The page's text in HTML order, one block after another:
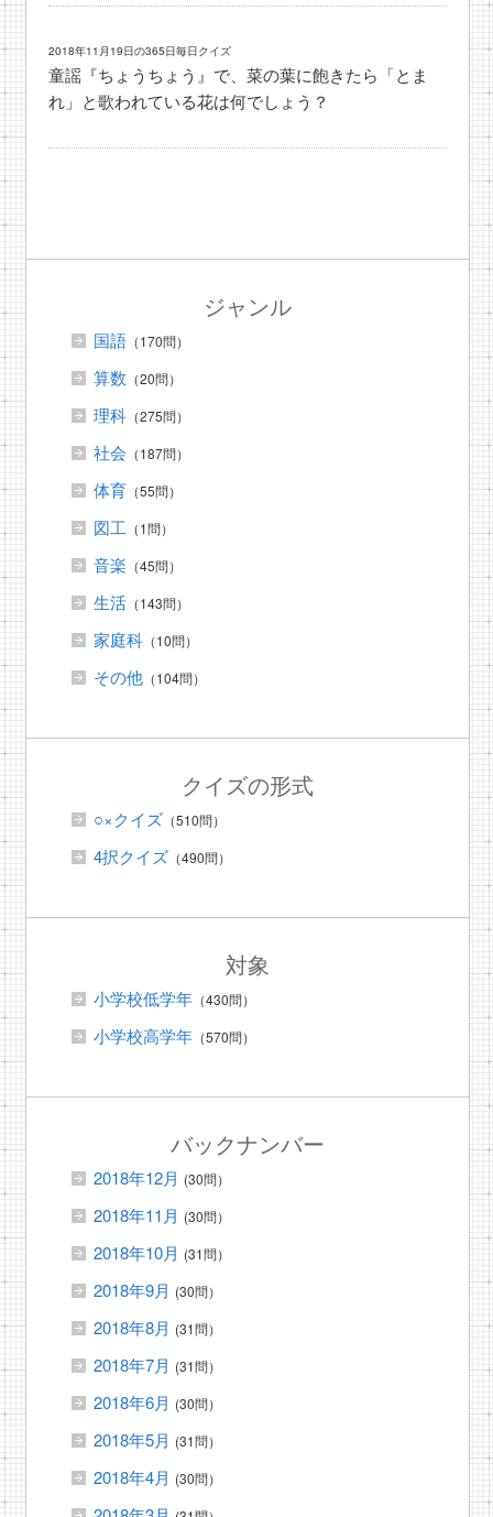
2018年11月19日の365日毎日クイズ
童謡『ちょうちょう』で、菜の葉に飽きたら「とま
れ」と歌われている花は何でしょう？
ジャンル
国語（170問）
算数 （20問）
理科（275問）
社会 （187問）
体育（55問）
図工 （1問）
音楽 （45問）
生活（143問）
家庭科（10問）
その他（104問）
クイズの形式
○×クイズ（510問）
4択クイズ（490問）
対象
小学校低学年（430問）
小学校高学年（570問）
バックナンバー
2018年12月 (30問）
2018年11月 (30問）
2018年10月 (31問）
2018年9月 (30問）
2018年8月 (31問）
2018年7月 (31問）
2018年6月 (30問）
2018年5月 (31問）
2018年4月 (30問）